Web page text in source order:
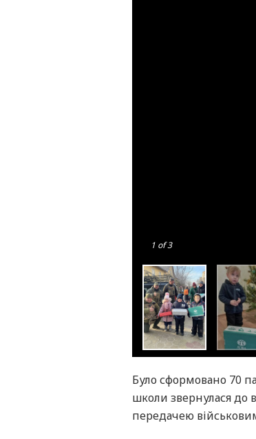
1 of 3
Було сформовано 70
школи звернулася до
передачею